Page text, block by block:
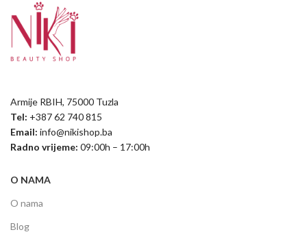
Armije RBIH, 75000 Tuzla
Tel: +387 62 740 815
Email: info@nikishop.ba
Radno vrijeme: 09:00h – 17:00h
O NAMA
O nama
Blog